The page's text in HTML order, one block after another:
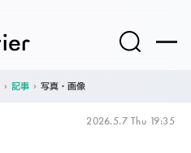
› 記事 › 写真・画像
2026.5.7 Thu 19:35